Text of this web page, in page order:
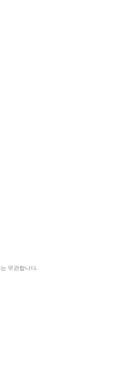
무관합니다.